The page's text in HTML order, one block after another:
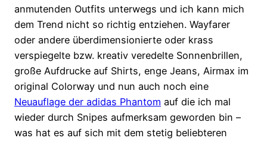
anmutenden Outfits unterwegs und ich kann mich
dem Trend nicht so richtig entziehen. Wayfarer
oder andere überdimensionierte oder krass
verspiegelte bzw. kreativ veredelte Sonnenbrillen,
große Aufdrucke auf Shirts, enge Jeans, Airmax im
original Colorway und nun auch noch eine
Neuauflage der adidas Phantom auf die ich mal
wieder durch Snipes aufmerksam geworden bin –
was hat es auf sich mit dem stetig beliebteren